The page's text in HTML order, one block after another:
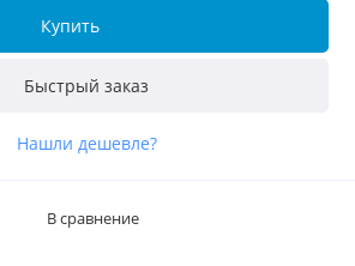
Купить
Быстрый заказ
Нашли дешевле?
В сравнение